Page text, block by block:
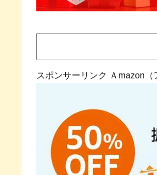
スポンサーリンク Ａmazon（